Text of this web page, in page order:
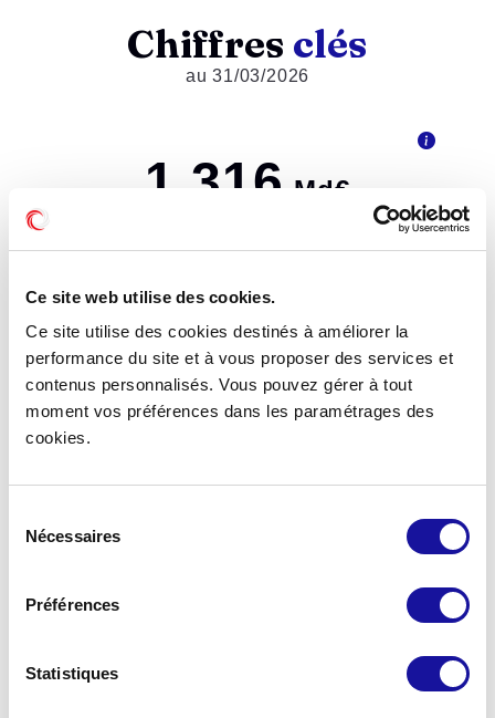
Ce site web utilise des cookies.
Ce site utilise des cookies destinés à améliorer la
performance du site et à vous proposer des services et
contenus personnalisés. Vous pouvez gérer à tout
moment vos préférences dans les paramétrages des
cookies.
Nécessaires
Préférences
Statistiques
Chiffres clés
au 31/03/2026
1,316 Md€
de capitalisation
102